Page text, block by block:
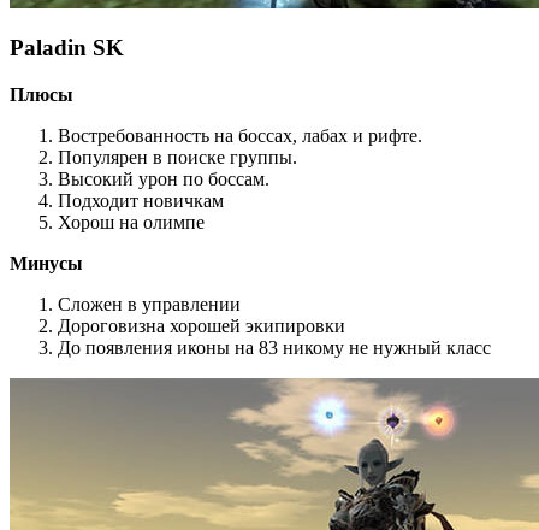
Paladin SK
Плюсы
Востребованность на боссах, лабах и рифте.
Популярен в поиске группы.
Высокий урон по боссам.
Подходит новичкам
Хорош на олимпе
Минусы
Сложен в управлении
Дороговизна хорошей экипировки
До появления иконы на 83 никому не нужный класс